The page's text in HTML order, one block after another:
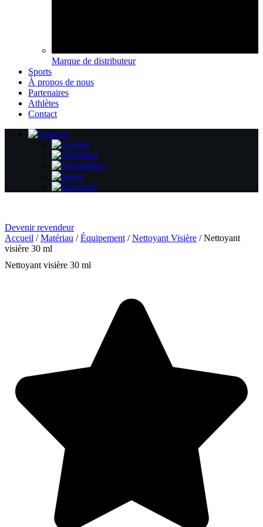
Marque de distributeur
Sports
À propos de nous
Partenaires
Athlètes
Contact
Devenir revendeur
Accueil /Matériau /Équipement /Nettoyant Visière / Nettoyant
visière 30 ml
Nettoyant visière 30 ml